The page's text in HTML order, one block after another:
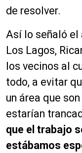
de resolver.
Así lo señaló el
Los Lagos,
los vecinos al
todo, a evitar
un área que
estarían
que el trabajo
estábamos